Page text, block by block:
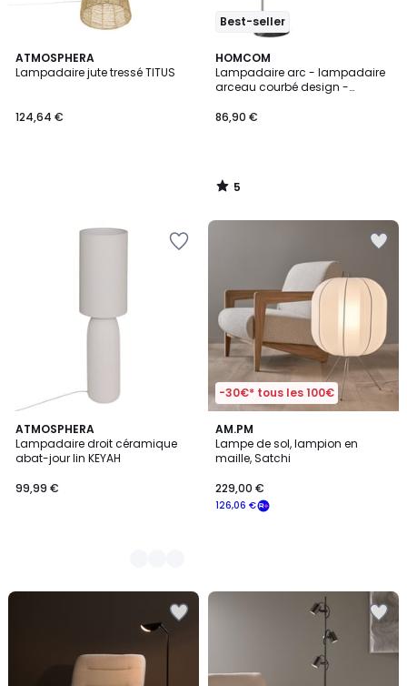
ATMOSPHERA
Lampadaire jute tressé TITUS
124,64 €
Best-seller
HOMCOM
Lampadaire arc - lampadaire
arceau courbé design -
86,90 €
5
/
5
5
/
ATMOSPHERA
Lampadaire droit céramique
abat-jour lin KEYAH
99,99 €
2
Couleurs
-30€* tous les 100€
AM.PM
Lampe de sol, lampion en
maille, Satchi
126,06 €
229,00 €